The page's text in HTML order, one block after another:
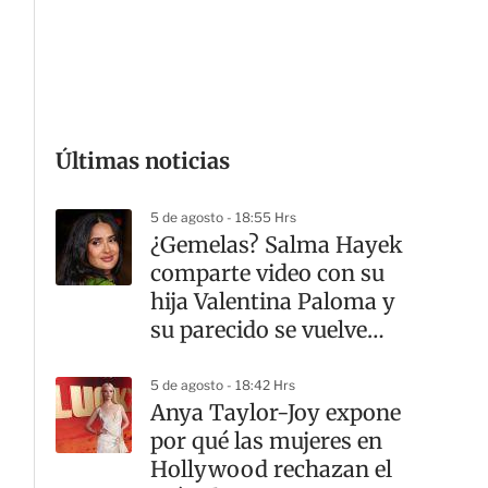
Últimas noticias
5 de agosto - 18:55 Hrs
¿Gemelas? Salma Hayek
comparte video con su
hija Valentina Paloma y
su parecido se vuelve
5 de agosto - 18:42 Hrs
Anya Taylor-Joy expone
por qué las mujeres en
Hollywood rechazan el